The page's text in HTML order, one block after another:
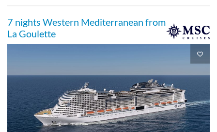
7 nights Western Mediterranean from
La Goulette